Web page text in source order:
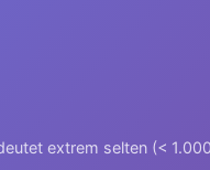
extrem selten (<